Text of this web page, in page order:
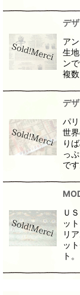
デ
ア
生
ン
複
デ
パ
世
り
っ
で
Ｕ
ッ
リ
ッ
ト